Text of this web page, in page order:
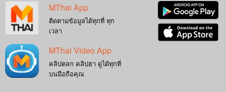
MThai App
ติดตามข้อมูลได้ทุกที่ ทุก
เวลา
MThai Video App
คลิปตลก คลิปฮา ดูได้ทุกที่
บนมือถือคุณ